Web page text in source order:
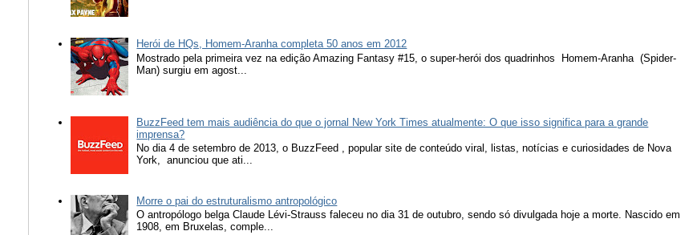
Herói de HQs, Homem-Aranha completa 50 anos em 2012
Mostrado pela primeira vez na edição Amazing Fantasy #15, o super-herói dos quadrinhos Homem-Aranha (Spider-
Man) surgiu em agost...
BuzzFeed tem mais audiência do que o jornal New York Times atualmente: O que isso significa para a grande
imprensa?
No dia 4 de setembro de 2013, o BuzzFeed , popular site de conteúdo viral, listas, notícias e curiosidades de Nova
York, anunciou que ati...
Morre o pai do estruturalismo antropológico
O antropólogo belga Claude Lévi-Strauss faleceu no dia 31 de outubro, sendo só divulgada hoje a morte. Nascido em
1908, em Bruxelas, comple...